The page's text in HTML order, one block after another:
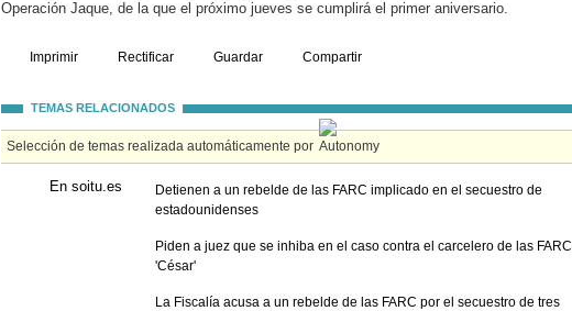
Operación Jaque, de la que el próximo jueves se cumplirá el primer aniversario.
Imprimir Rectificar Guardar Compartir
TEMAS RELACIONADOS
Selección de temas realizada automáticamente por
En soitu.es
Detienen a un rebelde de las FARC implicado en el secuestro de
estadounidenses
Piden a juez que se inhiba en el caso contra el carcelero de las FARC
'César'
La Fiscalía acusa a un rebelde de las FARC por el secuestro de tres